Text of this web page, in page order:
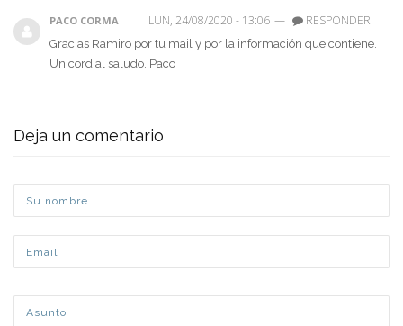
PACO CORMA LUN, 24/08/2020 - 13:06 — RESPONDER
Gracias Ramiro por tu mail y por la información que contiene.
Un cordial saludo. Paco
Deja un comentario